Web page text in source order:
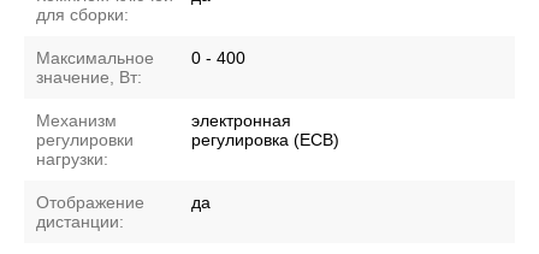
для сборки:
Максимальное
значение, Вт:
0 - 400
Механизм
регулировки
нагрузки:
электронная
регулировка (ECB)
Отображение
дистанции:
да